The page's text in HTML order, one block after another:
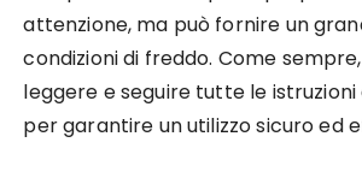
attenzione, ma può fornire un
condizioni di freddo. Come
leggere e seguire tutte le
per garantire un utilizzo sicuro ed